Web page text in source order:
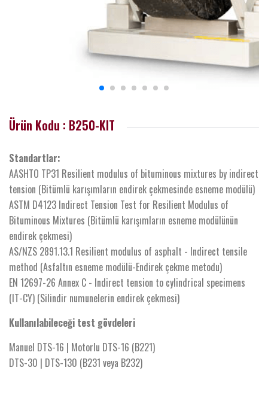
Ürün Kodu : B250-KIT
Standartlar:
AASHTO TP31 Resilient modulus of bituminous mixtures by indirect
tension (Bitümlü karışımların endirek çekmesinde esneme modülü)
ASTM D4123 Indirect Tension Test for Resilient Modulus of
Bituminous Mixtures (Bitümlü karışımların esneme modülünün
endirek çekmesi)
AS/NZS 2891.13.1 Resilient modulus of asphalt - Indirect tensile
method (Asfaltın esneme modülü-Endirek çekme metodu)
EN 12697-26 Annex C - Indirect tension to cylindrical specimens
(IT-CY) (Silindir numunelerin endirek çekmesi)
Kullanılabileceği test gövdeleri
Manuel DTS-16 | Motorlu DTS-16 (B221)
DTS-30 | DTS-130 (B231 veya B232)